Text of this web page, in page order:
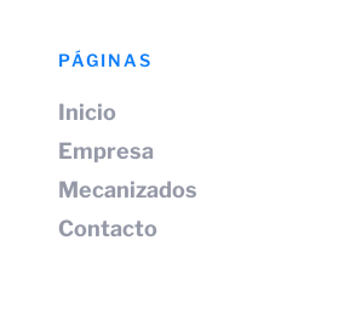
PÁGINAS
Inicio
Empresa
Mecanizados
Contacto